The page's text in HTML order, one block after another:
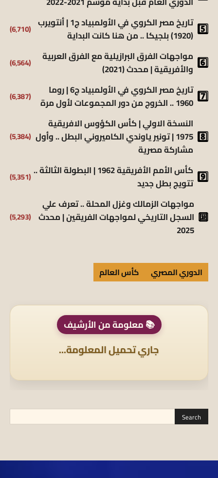
تاريخ مصر الكروي في الأولمبياد ج1 | أنتويرب
(1920) بلجيكا .. من هنا كانت البداية
(6٬710)
مواجهات الفرق البرازيلية مع الفرق العربية
والأفريقية | محدث (2021)
(6٬564)
تاريخ مصر الكروي في الأولمبياد ج6 | روما
1960 .. الخروج من دور المجموعات لأول مرة
(6٬387)
النسخة الاولي | كأس الكؤوس الافريقية
1975 | تونير ياوندي الكاميروني البطل .. وأول
مشاركة مصرية
(5٬384)
كأس الأمم الأفريقية 1962 | البطولة الثالثة ..
تتويج بطل جديد
(5٬351)
مواجهات الزمالك وغزل المحلة .. تعرف علي
السجل التاريخي لمواجهات الفريقين | محدث
2025
(5٬293)
الدوري المصري كأس العالم
📚 معلومة من الأرشيف
جاري تحميل المعلومة...